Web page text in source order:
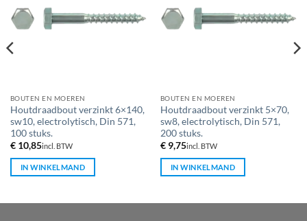
BOUTEN EN MOEREN
Houtdraadbout verzinkt 6×140,
sw10, electrolytisch, Din 571,
100 stuks.
€10,85incl. BTW
IN WINKELMAND
BOUTEN EN MOEREN
Houtdraadbout verzinkt 5×70,
sw8, electrolytisch, Din 571,
200 stuks.
€9,75incl. BTW
IN WINKELMAND